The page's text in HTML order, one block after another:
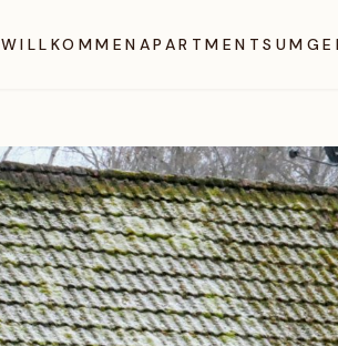
WILLKOMMEN APARTMENTS